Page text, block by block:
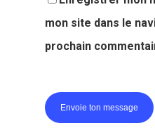
mon site dans le
prochain